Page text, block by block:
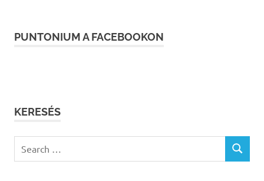
PUNTONIUM A FACEBOOKON
KERESÉS
for:
SEARCH